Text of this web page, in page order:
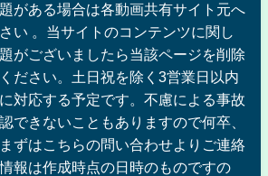
がある場合は各動画共有サイト元へ
い 。当サイトのコンテンツに関し
がございましたら当該ページを削除
ださい。土日祝を除く3営業日以内
対応する予定です。不慮による事故
できないこともありますので何卒、
ずはこちらの問い合わせよりご連絡
報は作成時点の日時のものですの